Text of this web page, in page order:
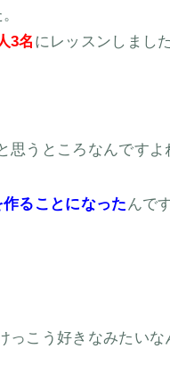
3名 にレッスンしました
思うところなんですよ
ることになった んで
こう好きなみたいな